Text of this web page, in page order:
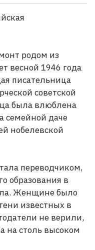
родом из
весной 1946 года
писательница
советской
была влюблена
семейной даче
нобелевской
переводчиком,
образования в
Женщине было
известных в
не верили,
на столь высоком